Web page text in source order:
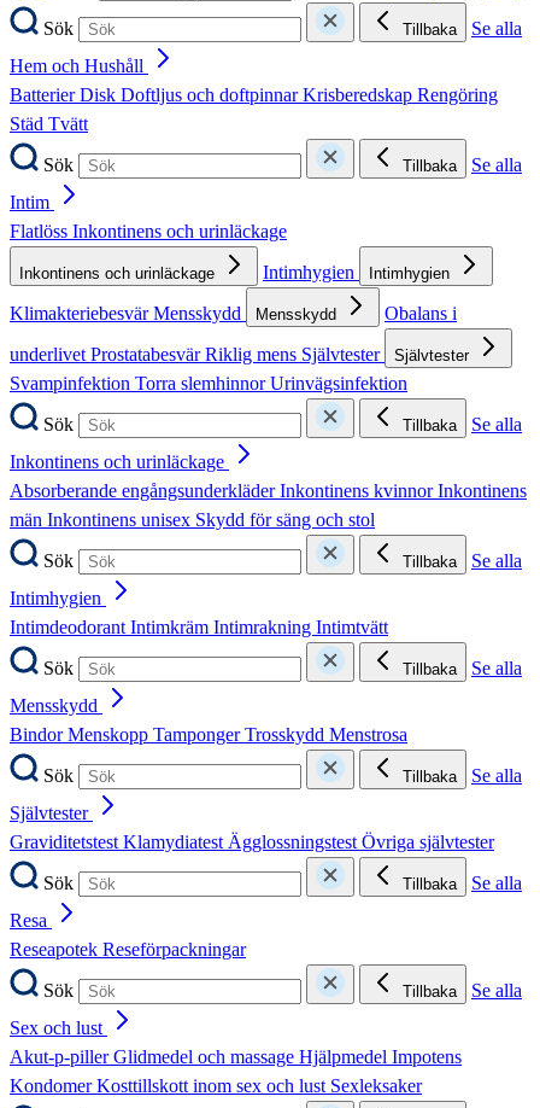
Sök
Tillbaka
Se alla
Hem och Hushåll
BatterierDisk Doftljus och doftpinnarKrisberedskap Rengöring
Städ Tvätt
Sök
Tillbaka
Se alla
Intim
Flatlöss Inkontinens och urinläckage
Inkontinens och urinläckage Intimhygien Intimhygien
KlimakteriebesvärMensskydd Mensskydd
Obalans i
underlivetProstatabesvärRiklig mens Självtester Självtester
Svampinfektion Torra slemhinnorUrinvägsinfektion
Sök
Tillbaka
Se alla
Inkontinens och urinläckage
Absorberande engångsunderkläderInkontinens kvinnorInkontinens
män Inkontinens unisex Skydd för säng och stol
Sök
Tillbaka
Se alla
Intimhygien
IntimdeodorantIntimkräm Intimrakning Intimtvätt
Sök
Tillbaka
Se alla
Mensskydd
BindorMenskopp TampongerTrosskydd Menstrosa
Sök
Tillbaka
Se alla
Självtester
GraviditetstestKlamydiatestÄgglossningstestÖvriga självtester
Sök
Tillbaka
Se alla
Resa
Reseapotek Reseförpackningar
Sök
Tillbaka
Se alla
Sex och lust
Akut-p-pillerGlidmedel och massage Hjälpmedel Impotens
KondomerKosttillskott inom sex och lust Sexleksaker